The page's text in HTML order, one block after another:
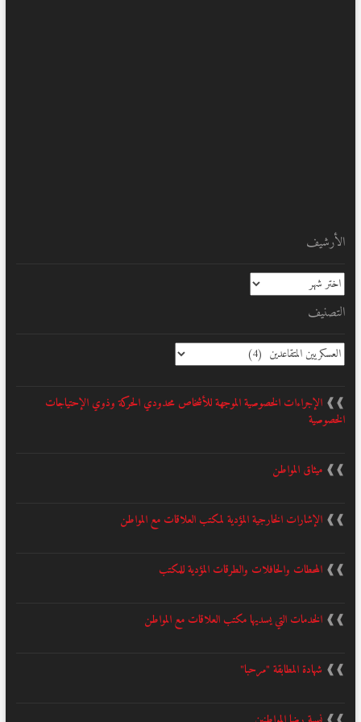
الأرشيف
الأرشيف
التصنيف
التصنيف
❱❱ الإجراءات الخصوصية الموجهة للأشخاص محدودي الحركة وذوي الإحتياجات
الخصوصية
❱❱ ميثاق المواطن
❱❱ الإشارات الخارجية المؤدية لمكتب العلاقات مع المواطن
❱❱ المحطات والحافلات والطرقات المؤدية للمكتب
❱❱ الخدمات التي يسديها مكتب العلاقات مع المواطن
❱❱ شهادة المطابقة "مرحبا"